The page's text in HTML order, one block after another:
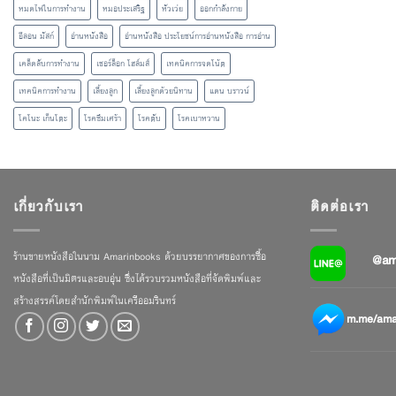
หมดไฟในการทำงาน
หมอประเสริฐ หัวเว่ย
ออกกำลังกาย
อีลอน มัสก์
อ่านหนังสือ
อ่านหนังสือ ประโยชน์การอ่านหนังสือ การอ่าน
เคล็ดลับการทำงาน
เชอร์ล็อก โฮล์มส์
เทคนิคการจดโน้ต
เทคนิคการทำงาน
เลี้ยงลูก เลี้ยงลูกด้วยนิทาน
แดน บราวน์
โคโนะ เก็นโตะ
โรคซึมเศร้า โรคตับ โรคเบาหวาน
เกี่ยวกับเรา
ร้านขายหนังสือในนาม Amarinbooks ด้วยบรรยากาศของการซื้อ
หนังสือที่เป็นมิตรและอบอุ่น ซึ่งได้รวบรวมหนังสือที่จัดพิมพ์และ
สร้างสรรค์โดยสำนักพิมพ์ในเครืออมรินทร์
ติดต่อเรา
m.me/